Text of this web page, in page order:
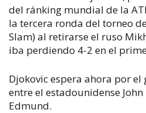
del ránking mundial de la
la tercera ronda del torneo
Slam) al retirarse el ruso
iba perdiendo 4-2 en el
Djokovic espera ahora por
entre el estadounidense
Edmund.